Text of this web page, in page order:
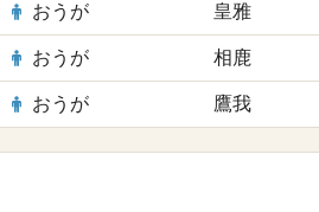
おうが 皇雅
おうが 相鹿
おうが 鷹我